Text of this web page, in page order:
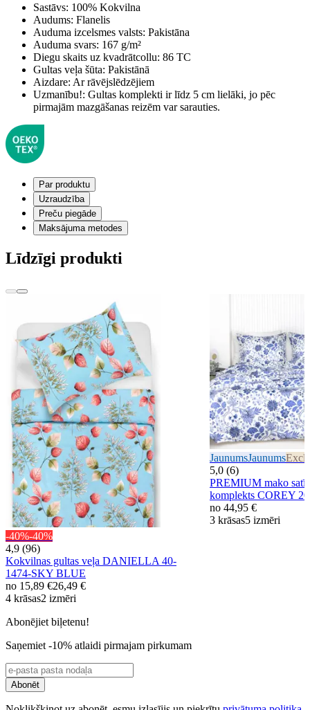
Sastāvs: 100% Kokvilna
Audums: Flanelis
Auduma izcelsmes valsts: Pakistāna
Auduma svars: 167 g/m²
Diegu skaits uz kvadrātcollu: 86 TC
Gultas veļa šūta: Pakistānā
Aizdare: Ar rāvējslēdzējiem
Uzmanību!: Gultas komplekti ir līdz 5 cm lielāki, jo pēc
pirmajām mazgāšanas reizēm var sarauties.
Par produktu
Uzraudzība
Preču piegāde
Maksājuma metodes
Līdzīgi produkti
-40%-40%
4,9 (96)
Kokvilnas gultas veļa DANIELLA 40-
1474-SKY BLUE
no 15,89 €26,49 €
4 krāsas2 izmēri
JaunumsJaunums
5,0 (6)
PREMIUM mako
komplekts COREY
no 44,95 €
3 krāsas5 izmēri
Abonējiet biļetenu!
Saņemiet -10% atlaidi pirmajam pirkumam
Abonēt